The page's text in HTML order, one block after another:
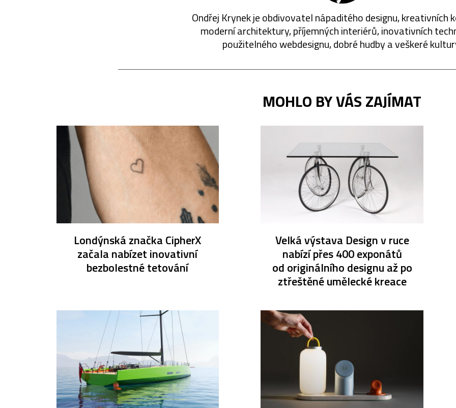
Ondřej Krynek je obdivovatel nápaditého designu, kreativních
moderní architektury, příjemných interiérů, inovativních
použitelného webdesignu, dobré hudby a veškeré
MOHLO BY VÁS ZAJÍMAT
Londýnská značka CipherX
začala nabízet inovativní
bezbolestné tetování
Velká výstava Design v ruce
nabízí přes 400 exponátů
od originálního designu až po
ztřeštěné umělecké kreace